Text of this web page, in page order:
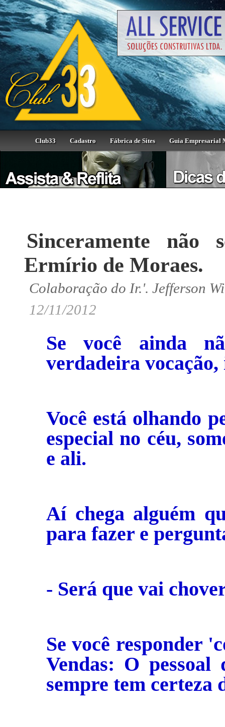
Club33 Cadastro Fábrica de Sites Guia Empresarial
Sinceramente
Ermírio de Moraes.
Colaboração do Ir.'. Jefferson
12/11/2012
Se você ainda
verdadeira vocação,
Você está olhando
especial no céu,
e ali.
Aí chega alguém
para fazer e
- Será que vai
Se você responder
Vendas: O
sempre tem certeza